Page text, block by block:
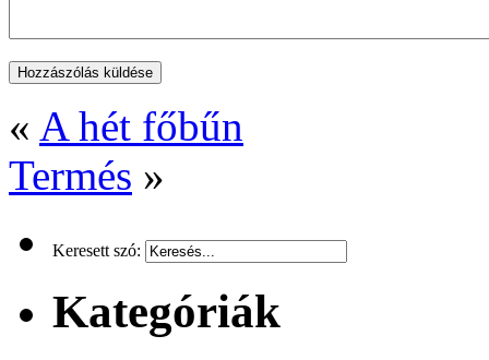
« A hét főbűn
Termés »
Keresett szó:
Kategóriák